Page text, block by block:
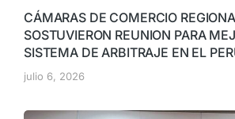
CÁMARAS DE COMERCIO
SOSTUVIERON REUNION PARA
SISTEMA DE ARBITRAJE EN EL
julio 6, 2026